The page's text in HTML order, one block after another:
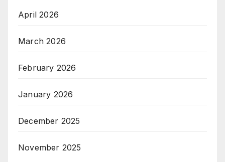
April 2026
March 2026
February 2026
January 2026
December 2025
November 2025